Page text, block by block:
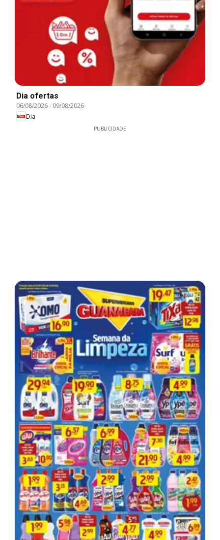
Dia ofertas
06/08/2026- 09/08/2026
Dia
PUBLICIDADE